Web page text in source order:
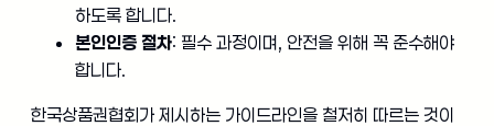
하도록 합니다.
본인인증 절차: 필수 과정이며, 안전을 위해 꼭 준수해야
합니다.
한국상품권협회가 제시하는 가이드라인을 철저히 따르는 것이